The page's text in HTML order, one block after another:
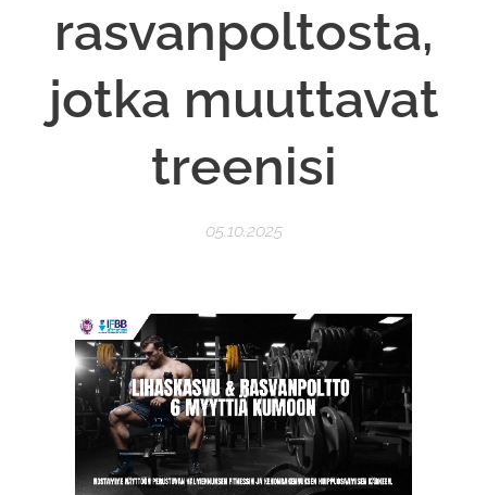
rasvanpoltosta,
jotka muuttavat
treenisi
05.10.2025